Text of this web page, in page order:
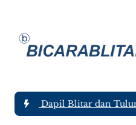
dari Dapil Blitar dan